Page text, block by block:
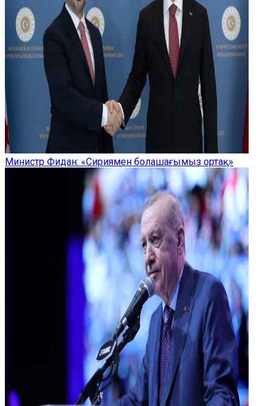
Министр Фидан: «Сириямен болашағымыз ортақ»